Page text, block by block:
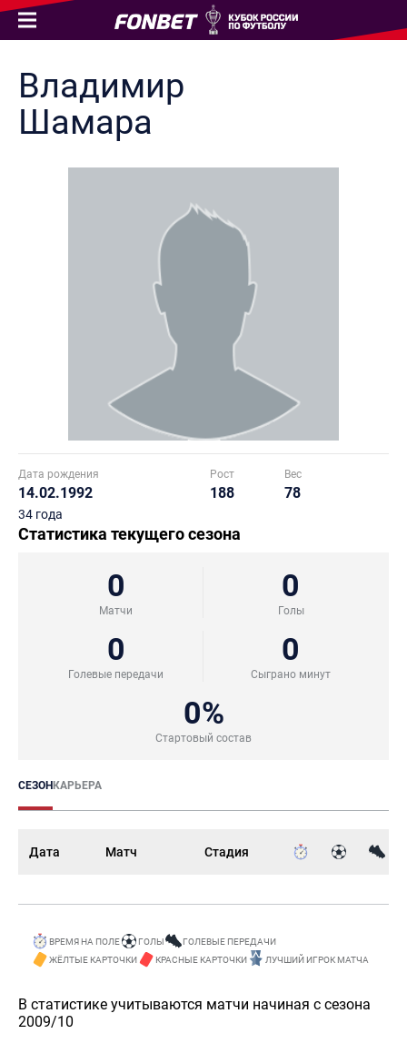
Владимир
Шамара
Дата рождения
14.02.1992
34 года
Рост
188
Вес
78
Статистика текущего сезона
0
Матчи
0
Голы
0
Голевые передачи
0
Сыграно минут
0%
Стартовый состав
СЕЗОНКАРЬЕРА
Дата Матч Стадия
ВРЕМЯ НА ПОЛЕ ГОЛЫ
ГОЛЕВЫЕ ПЕРЕДАЧИ
ЖЁЛТЫЕ КАРТОЧКИ
КРАСНЫЕ КАРТОЧКИ ЛУЧШИЙ ИГРОК МАТЧА
В статистике учитываются матчи начиная с сезона
2009/10